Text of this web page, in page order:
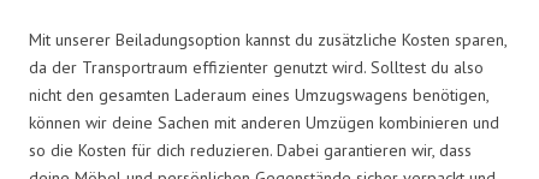
Mit unserer Beiladungsoption kannst du zusätzliche Kosten sparen,
da der Transportraum effizienter genutzt wird. Solltest du also
nicht den gesamten Laderaum eines Umzugswagens benötigen,
können wir deine Sachen mit anderen Umzügen kombinieren und
so die Kosten für dich reduzieren. Dabei garantieren wir, dass